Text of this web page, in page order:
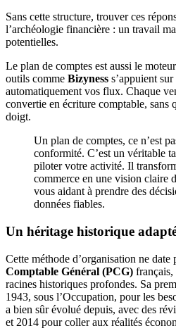
Sans cette structure, trouver ces
l’archéologie financière : un travail
potentielles.
Le plan de comptes est aussi le
outils comme Bizyness s’appuient
automatiquement vos flux. Chaque
convertie en écriture comptable, sans
doigt.
Un plan de comptes, ce n’est
conformité. C’est un véritable
piloter votre activité. Il
commerce en une vision claire
vous aidant à prendre des
données fiables.
Un héritage historique
Cette méthode d’organisation ne date
Comptable Général (PCG) français,
racines historiques profondes. Sa
1943, sous l’Occupation, pour les
a bien sûr évolué depuis, avec des
et 2014 pour coller aux réalités